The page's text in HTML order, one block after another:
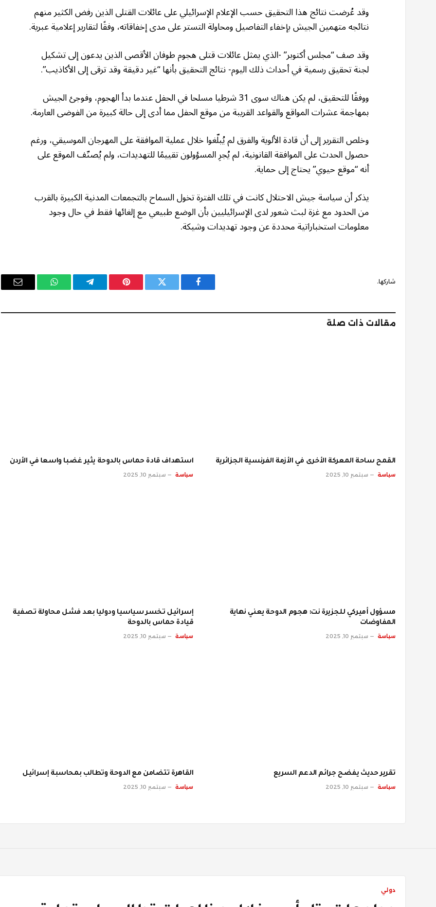
وقد عُرضت نتائج هذا التحقيق حسب الإعلام الإسرائيلي على عائلات القتلى الذين رفض الكثير منهم
نتائجه متهمين الجيش بإخفاء التفاصيل ومحاولة التستر على مدى إخفاقاته، وفقًا لتقارير إعلامية عبرية.
وقد صف “مجلس أكتوبر” -الذي يمثل عائلات قتلى هجوم طوفان الأقصى الذين يدعون إلى تشكيل
لجنة تحقيق رسمية في أحداث ذلك اليوم- نتائج التحقيق بأنها “غير دقيقة وقد ترقى إلى الأكاذيب”.
ووفقًا للتحقيق، لم يكن هناك سوى 31 شرطيا مسلحا في الحفل عندما بدأ الهجوم، وفوجئ الجيش
بمهاجمة عشرات المواقع والقواعد القريبة من موقع الحفل مما أدى إلى حالة كبيرة من الفوضى العارمة.
وخلص التقرير إلى أن قادة الألوية والفرق لم يُبلّغوا خلال عملية الموافقة على المهرجان الموسيقي، ورغم
حصول الحدث على الموافقة القانونية، لم يُجرِ المسؤولون تقييمًا للتهديدات، ولم يُصنّف الموقع على
أنه “موقع حيوي” يحتاج إلى حماية.
يذكر أن سياسة جيش الاحتلال كانت في تلك الفترة تخول السماح بالتجمعات المدنية الكبيرة بالقرب
من الحدود مع غزة لبث شعور لدى الإسرائيليين بأن الوضع طبيعي مع إلغائها فقط في حال وجود
معلومات استخباراتية محددة عن وجود تهديدات وشيكة.
شاركها.
فيسبوك تويتر بينتيريستتيلقرام واتساب
البريد
مقالات ذات صلة
القمح ساحة المعركة الأخرى في الأزمة الفرنسية الجزائرية
سياسة سبتمبر 10, 2025
استهداف قادة حماس بالدوحة يثير غضبا واسعا في الأردن
سياسة سبتمبر 10, 2025
مسؤول أميركي للجزيرة نت: هجوم الدوحة يعني نهاية
المفاوضات
سياسة سبتمبر 10, 2025
إسرائيل تخسر سياسيا ودوليا بعد فشل محاولة تصفية
قيادة حماس بالدوحة
سياسة سبتمبر 10, 2025
تقرير حديث يفضح جرائم الدعم السريع
سياسة سبتمبر 10, 2025
القاهرة تتضامن مع الدوحة وتطالب بمحاسبة إسرائيل
سياسة سبتمبر 10, 2025
دولي